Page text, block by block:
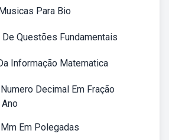
Para Bio
Questões Fundamentais
Informação Matematica
Decimal Em Fração
Em Polegadas